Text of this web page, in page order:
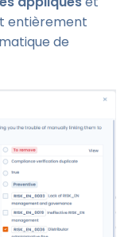
entièrement
de